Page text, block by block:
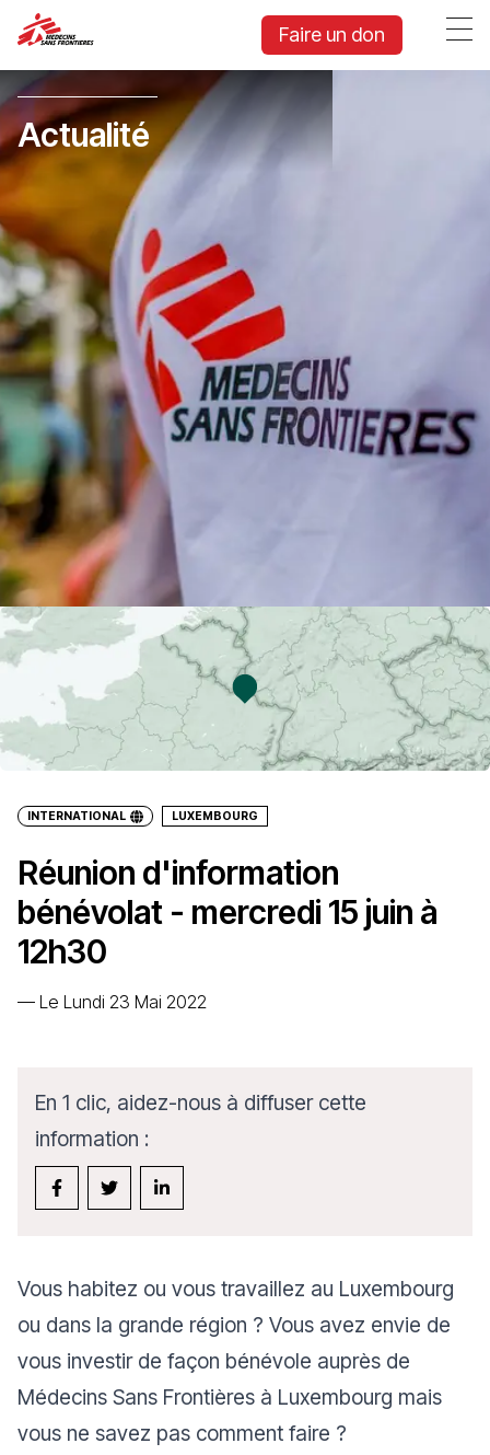
Faire un don
Actualité
INTERNATIONAL LUXEMBOURG
Réunion d'information
bénévolat - mercredi 15 juin à
12h30
— Le Lundi 23 Mai 2022
En 1 clic, aidez-nous à diffuser cette
information :
Vous habitez ou vous travaillez au Luxembourg
ou dans la grande région ? Vous avez envie de
vous investir de façon bénévole auprès de
Médecins Sans Frontières à Luxembourg mais
vous ne savez pas comment faire ?